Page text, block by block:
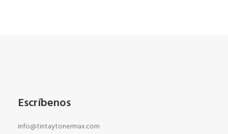
Escríbenos
info@tintaytonermax.com